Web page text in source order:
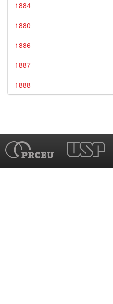
1884
1880
1886
1887
1888